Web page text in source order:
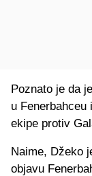
Poznato je da
u Fenerbahceu
ekipe protiv
Naime, Džeko
objavu